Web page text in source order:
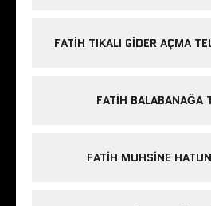
FATIH TIKALI GIDER AÇMA
FATIH BALABANAĞA
FATIH MUHSINE